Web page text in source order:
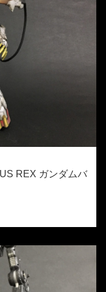
REX ガンダムバ